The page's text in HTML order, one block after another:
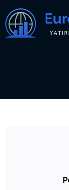
Kurumsal
Finansal